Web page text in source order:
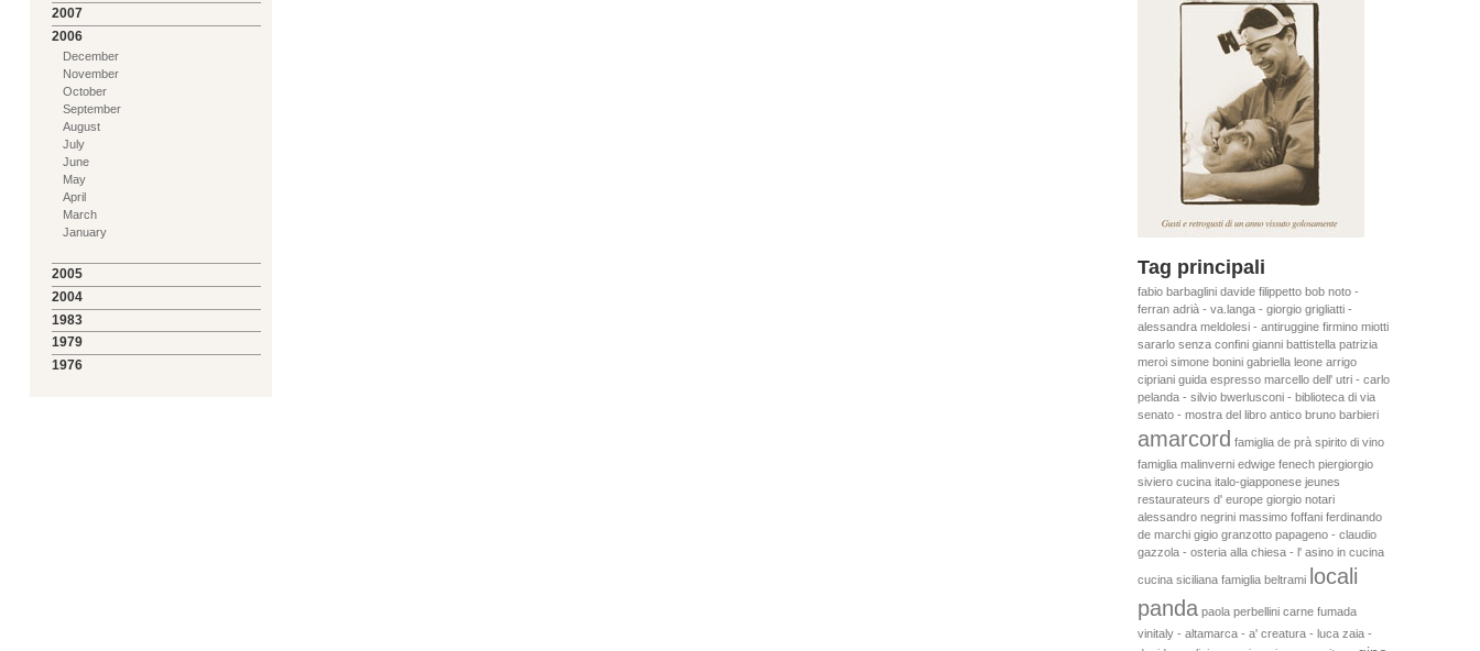
2007
2006
December
November
October
September
August
July
June
May
April
March
January
2005
2004
1983
1979
1976
Tag principali
fabio barbaglini davide filippetto bob noto -
ferran adrià - va.langa - giorgio grigliatti -
alessandra meldolesi - antiruggine firmino miotti
sararlo senza confini gianni battistella patrizia
meroi simone bonini gabriella leone arrigo
cipriani guida espresso marcello dell' utri - carlo
pelanda - silvio bwerlusconi - biblioteca di via
senato - mostra del libro antico bruno barbieri
amarcord famiglia de prà spirito di vino
famiglia malinverni edwige fenech piergiorgio
siviero cucina italo-giapponese jeunes
restaurateurs d' europe giorgio notari
alessandro negrini massimo foffani ferdinando
de marchi gigio granzotto papageno - claudio
gazzola - osteria alla chiesa - l' asino in cucina
cucina siciliana famiglia beltrami
locali
panda paola perbellini carne fumada
vinitaly - altamarca - a' creatura - luca zaia -